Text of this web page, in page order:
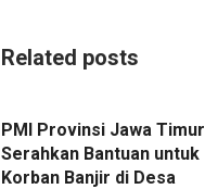
Related posts
PMI Provinsi Jawa Timur
Serahkan Bantuan untuk
Korban Banjir di Desa